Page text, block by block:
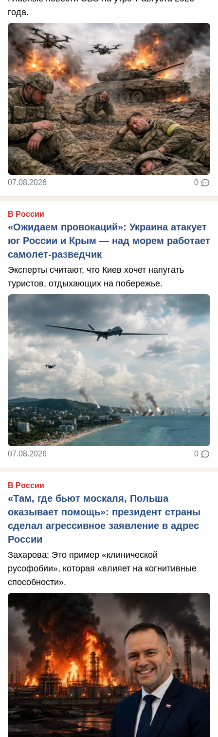
года.
07.08.2026 0
В России
«Ожидаем провокаций»: Украина атакует
юг России и Крым — над морем работает
самолет-разведчик
Эксперты считают, что Киев хочет напугать
туристов, отдыхающих на побережье.
07.08.2026 0
В России
«Там, где бьют москаля, Польша
оказывает помощь»: президент страны
сделал агрессивное заявление в адрес
России
Захарова: Это пример «клинической
русофобии», которая «влияет на когнитивные
способности».